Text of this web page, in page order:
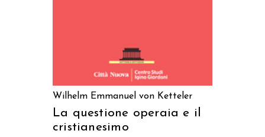
Wilhelm Emmanuel von Ketteler
La questione operaia e il
cristianesimo